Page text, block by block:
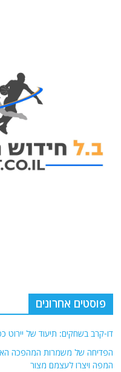
פוסטים אחרונים
דו-קרב בשחקים: תיעוד של
הפדיחה של משמרות המהפכה
המפה ויצרו לעצמם מצור